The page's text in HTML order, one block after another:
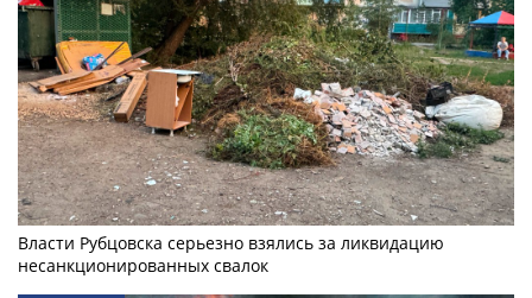
Власти Рубцовска серьезно взялись за ликвидацию
несанкционированных свалок